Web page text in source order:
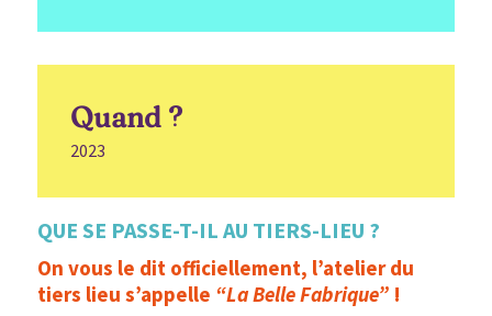
Quand ?
2023
QUE SE PASSE-T-IL AU TIERS-LIEU ?
On vous le dit officiellement, l’atelier du
tiers lieu s’appelle “La Belle Fabrique”!